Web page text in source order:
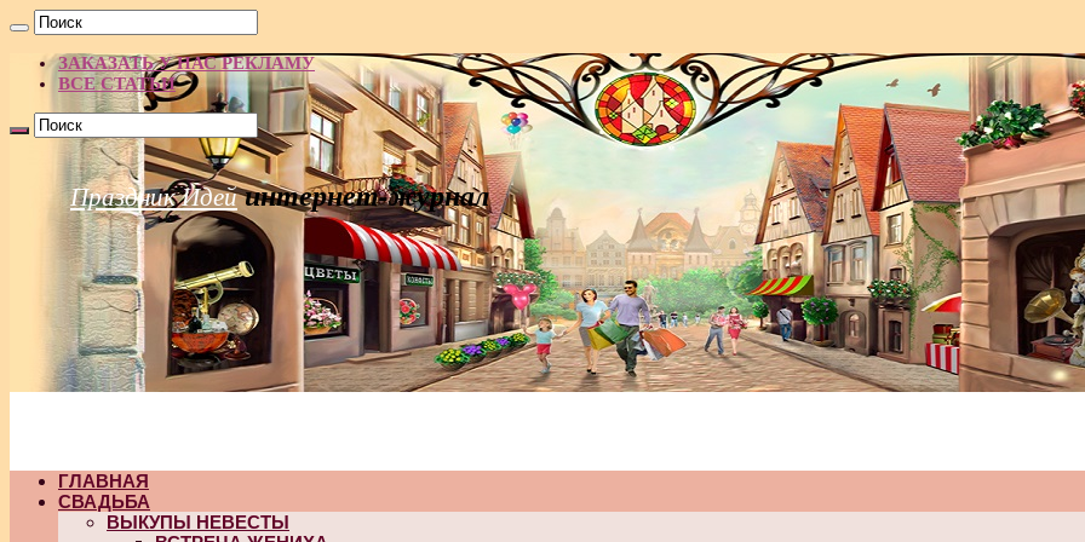
ЗАКАЗАТЬ У НАС РЕКЛАМУ
ВСЕ СТАТЬИ
Праздник Идей интернет-журнал
ГЛАВНАЯ
СВАДЬБА
ВЫКУПЫ НЕВЕСТЫ